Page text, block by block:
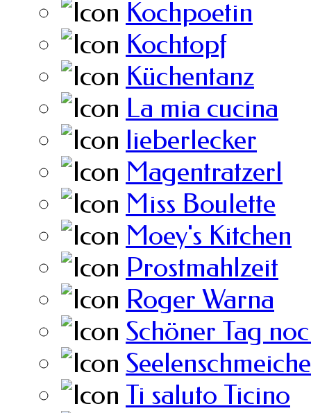
Kochpoetin
Kochtopf
Küchentanz
La mia cucina
lieberlecker
Magentratzerl
Miss Boulette
Moey's Kitchen
Prostmahlzeit
Roger Warna
Schöner Tag
Ti saluto Ticino